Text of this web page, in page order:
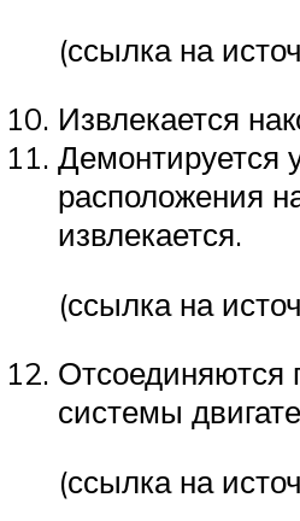
(ссылка на
Извлекается
Демонтируется
расположения
извлекается.
(ссылка на
Отсоединяются
системы
(ссылка на